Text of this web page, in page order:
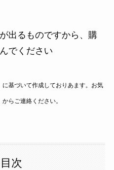
出るものですから、購
でください
に基づいて作成しておりあます。お気
からご連絡ください。
目次